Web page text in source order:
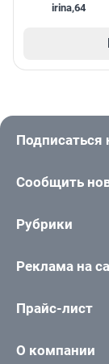
irina,64
Подписаться
Сообщить
Рубрики
Реклама на
Прайс-лист
О компании